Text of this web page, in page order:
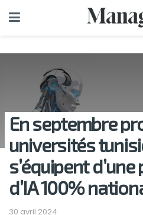
En septembre
universités
s’équipent
d’IA 100%
30 avril 2024